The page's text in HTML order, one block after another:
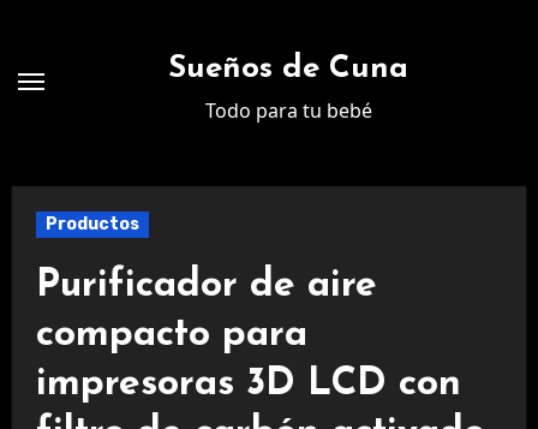
contenido
Sueños de Cuna
Todo para tu bebé
Productos
Purificador de aire
compacto para
impresoras 3D LCD con